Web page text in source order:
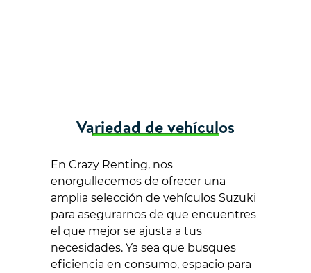
Variedad de vehículos
En Crazy Renting, nos
enorgullecemos de ofrecer una
amplia selección de vehículos Suzuki
para asegurarnos de que encuentres
el que mejor se ajusta a tus
necesidades. Ya sea que busques
eficiencia en consumo, espacio para